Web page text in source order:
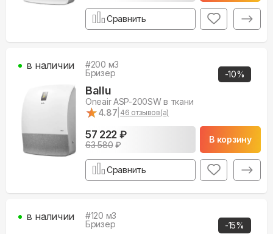
Сравнить
-10%
#200 м3
Бризер
Ballu
Oneair ASP-200SW в ткани
★
★4.87 46 отзывов(а)
57 222 ₽
63 580₽
В корзину
в наличии
Сравнить
-15%
#120 м3
Бризер
в наличии